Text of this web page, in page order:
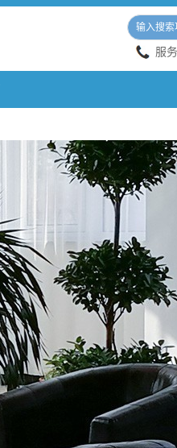
服